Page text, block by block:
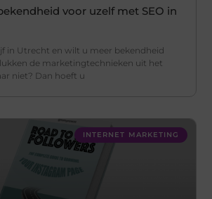
voor uzelf met SEO in
in Utrecht en wilt u meer bekendheid
de marketingtechnieken uit het
niet? Dan hoeft u
INTERNET MARKETING